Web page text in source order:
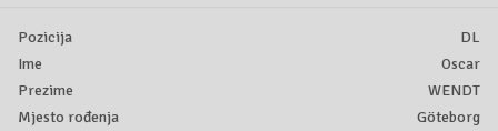
DL
Oscar
WENDT
Göteborg